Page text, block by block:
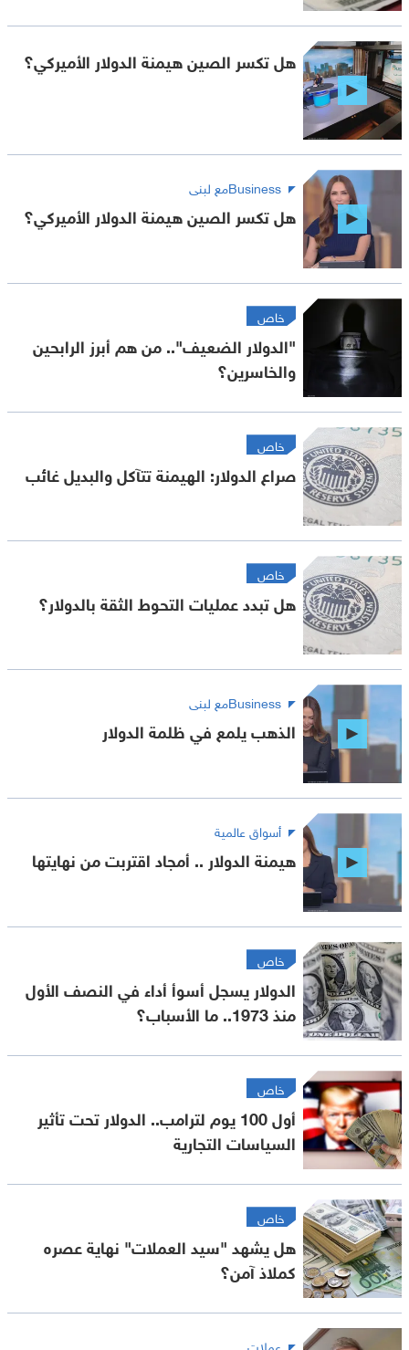
هل تكسر الصين هيمنة الدولار الأميركي؟
Businessمع لبنى
هل تكسر الصين هيمنة الدولار الأميركي؟
خاص
"الدولار الضعيف".. من هم أبرز الرابحين
والخاسرين؟
خاص
صراع الدولار: الهيمنة تتآكل والبديل غائب
خاص
هل تبدد عمليات التحوط الثقة بالدولار؟
Businessمع لبنى
الذهب يلمع في ظلمة الدولار
أسواق عالمية
هيمنة الدولار .. أمجاد اقتربت من نهايتها
خاص
الدولار يسجل أسوأ أداء في النصف الأول
منذ 1973.. ما الأسباب؟
خاص
أول 100 يوم لترامب.. الدولار تحت تأثير
السياسات التجارية
خاص
هل يشهد "سيد العملات" نهاية عصره
كملاذ آمن؟
عملات